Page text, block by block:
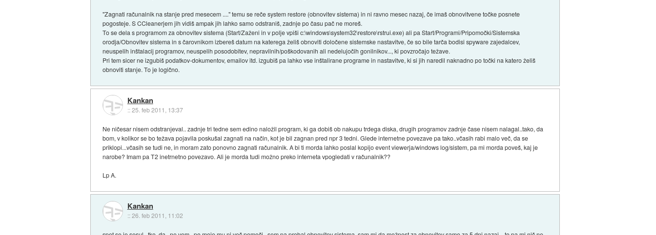
"Zagnati računalnik na stanje pred mesecem ...." temu se reče system restore (obnovitev sistema) in ni ravno mesec nazaj, če imaš obnovitvene točke posnete
pogosteje. S CCleanerjem jih vidiš ampak jih lahko samo odstraniš, zadnje po času pač ne moreš.
To se dela s programom za obnovitev sistema (Start/Zaženi in v polje vpiši c:\windows\system32\restore\rstrui.exe) ali pa Start/Programi/Pripomočki/Sistemska
orodja/Obnovitev sistema in s čarovnikom izbereš datum na katerega želiš obnoviti določene sistemske nastavitve, če so bile tarča bodisi spyware zajedalcev,
neuspelih inštalacij programov, neuspelih posodobitev, nepravilnih/poškodovanih ali nedelujočih gonilnikov..., ki povzročajo težave.
Pri tem sicer ne izgubiš podatkov-dokumentov, emailov itd. izgubiš pa lahko vse inštalirane programe in nastavitve, ki si jih naredil naknadno po točki na katero želiš
obnoviti stanje. To je logično.
Kankan
::25. feb 2011, 13:37
Ne ničesar nisem odstranjeval.. zadnje tri tedne sem edino naložil program, ki ga dobiš ob nakupu trdega diska, drugih programov zadnje čase nisem nalagal..tako, da
bom, v kolikor se bo težava pojavila poskušal zagnati na način, kot je bil zagnan pred npr 3 tedni. Glede internetne povezave pa tako..včasih rabi malo več, da se
priklopi...včasih se tudi ne, in moram zato ponovno zagnati računalnik. A bi ti morda lahko poslal kopijo event viewerja/windows log/sistem, pa mi morda poveš, kaj je
narobe? Imam pa T2 inetrnetno povezavo. Ali je morda tudi možno preko interneta vpogledati v računalnik??
Lp A.
Kankan
::26. feb 2011, 11:02